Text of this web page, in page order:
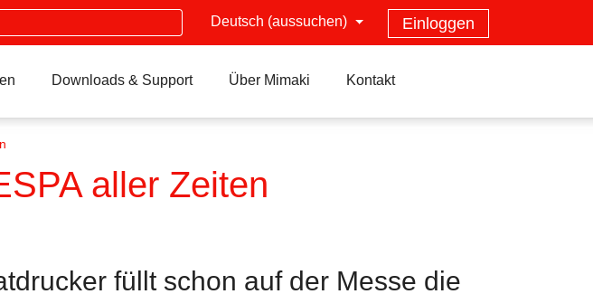
Einloggen
Deutsch (aussuchen)
Downloads & Support Über Mimaki Kontakt
aller Zeiten
füllt schon auf der Messe die